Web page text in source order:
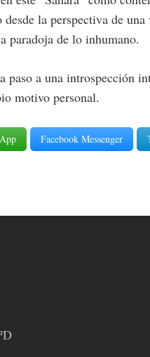
la perspectiva de
paradoja de lo inhumano.
a una introspección
motivo personal.
Facebook Messenger